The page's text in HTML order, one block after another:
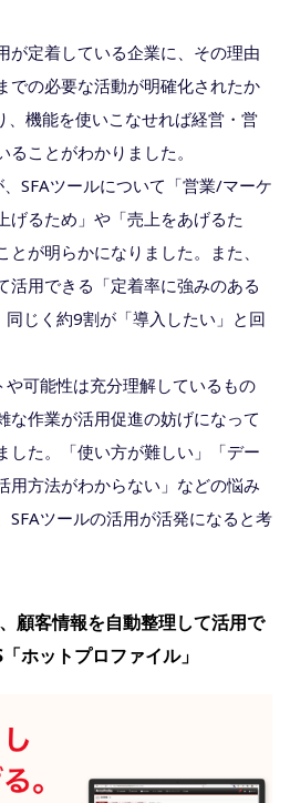
が定着している企業に、その理由
での必要な活動が明確化されたか
、機能を使いこなせれば経営・営
ことがわかりました。
SFAツールについて「営業/マーケ
げるため」や「売上をあげるた
が明らかになりました。また、
活用できる「定着率に強みのある
同じく約9割が「導入したい」と回
や可能性は充分理解しているもの
な作業が活用促進の妨げになって
した。「使い方が難しい」「デー
用方法がわからない」などの悩み
SFAツールの活用が活発になると考
顧客情報を自動整理して活用で
ホットプロファイル」